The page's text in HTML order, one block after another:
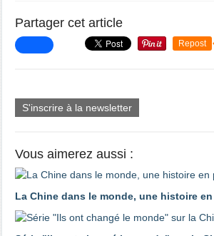
Partager cet article
Repost
S'inscrire à la newsletter
Vous aimerez aussi :
La Chine dans le monde, une histoire